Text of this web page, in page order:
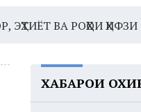
РОҲҲОИ ҲИФЗИ
ХАБАРҲОИ